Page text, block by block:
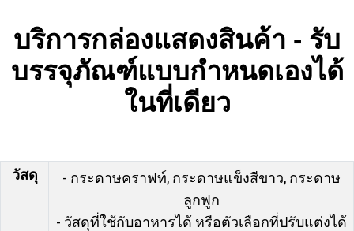
บริการกล่องแสดงสินค้า - รับ
บรรจุภัณฑ์แบบกำหนดเองได้
ในที่เดียว
วัสดุ
- กระดาษคราฟท์, กระดาษแข็งสีขาว, กระดาษ
ลูกฟูก
- วัสดุที่ใช้กับอาหารได้ หรือตัวเลือกที่ปรับแต่งได้